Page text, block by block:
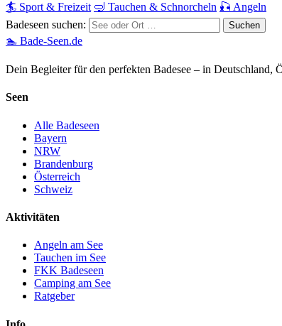
🏄 Sport & Freizeit 🤿 Tauchen & Schnorcheln 🎣 Angeln
Badeseen suchen:
🏊 Bade-Seen.de
Dein Begleiter für den perfekten Badesee – in Deutschland,
Seen
Alle Badeseen
Bayern
NRW
Brandenburg
Österreich
Schweiz
Aktivitäten
Angeln am See
Tauchen im See
FKK Badeseen
Camping am See
Ratgeber